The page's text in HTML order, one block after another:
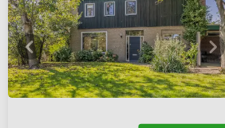
Bekijkhieralle foto's